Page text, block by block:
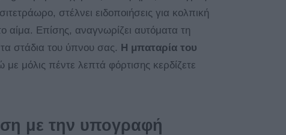
στέλνει ειδοποιήσεις για κολπική
αίμα. Επίσης, αναγνωρίζει αυτόματα τη
στάδια του ύπνου σας. Η μπαταρία του
με μόλις πέντε λεπτά φόρτισης κερδίζετε
με την υπογραφή